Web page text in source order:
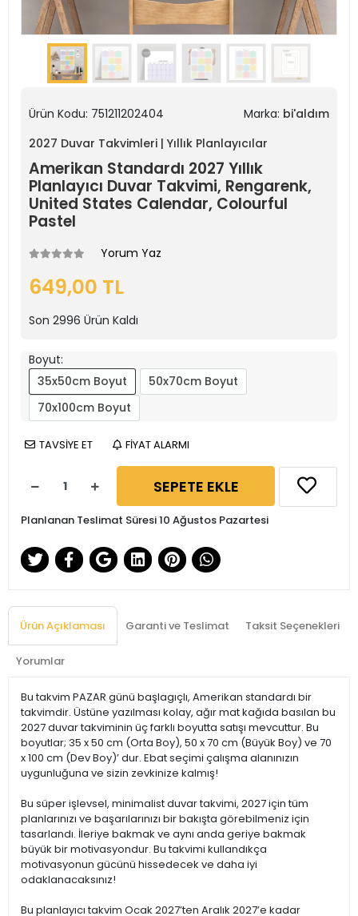
Ürün Kodu: 751211202404 Marka: bi'aldım
2027 Duvar Takvimleri | Yıllık Planlayıcılar
Amerikan Standardı 2027 Yıllık
Planlayıcı Duvar Takvimi, Rengarenk,
United States Calendar, Colourful
Pastel
Yorum Yaz
649,00 TL
Son 2996 Ürün Kaldı
Boyut:
35x50cm Boyut
50x70cm Boyut
70x100cm Boyut
TAVSİYE ET FİYAT ALARMI
SEPETE EKLE
Planlanan Teslimat Süresi 10 Ağustos Pazartesi
Ürün Açıklaması Garanti ve Teslimat Taksit Seçenekleri
Yorumlar
Bu takvim PAZAR günü başlagıçlı, Amerikan standardı bir
takvimdir. Üstüne yazılması kolay, ağır mat kağıda basılan bu
2027 duvar takviminin üç farklı boyutta satışı mevcuttur. Bu
boyutlar; 35 x 50 cm (Orta Boy), 50 x 70 cm (Büyük Boy) ve 70
x 100 cm (Dev Boy)’ dur. Ebat seçimi çalışma alanınızın
uygunluğuna ve sizin zevkinize kalmış!
Bu süper işlevsel, minimalist duvar takvimi, 2027 için tüm
planlarınızı ve başarılarınızı bir bakışta görebilmeniz için
tasarlandı. İleriye bakmak ve aynı anda geriye bakmak
büyük bir motivasyondur. Bu takvimi kullandıkça
motivasyonun gücünü hissedecek ve daha iyi
odaklanacaksınız!
Bu planlayıcı takvim Ocak 2027’ten Aralık 2027’e kadar